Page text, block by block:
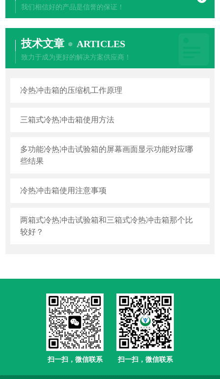
我们相信好的产品是信誉的保证！
技术文章 ARTICLES
致力于成为更好的解决方案供应商！
冷热冲击箱的压缩机工作原理
三箱式冷热冲击箱使用方法
多功能冷热冲击试验箱的屏幕画面显示功能对应哪
些结果
冷热冲击箱使用注意事项
两箱式冷热冲击试验箱和三箱式冷热冲击箱那个比
较好？
扫一扫，微信联系 扫一扫，微信联系